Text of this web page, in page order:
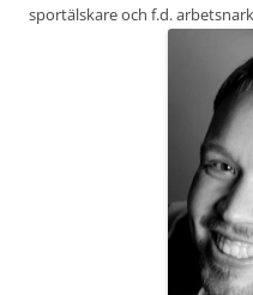
sportälskare och f.d.